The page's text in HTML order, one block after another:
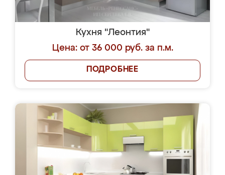
Кухня "Леонтия"
Цена: от 36 000 руб. за п.м.
ПОДРОБНЕЕ